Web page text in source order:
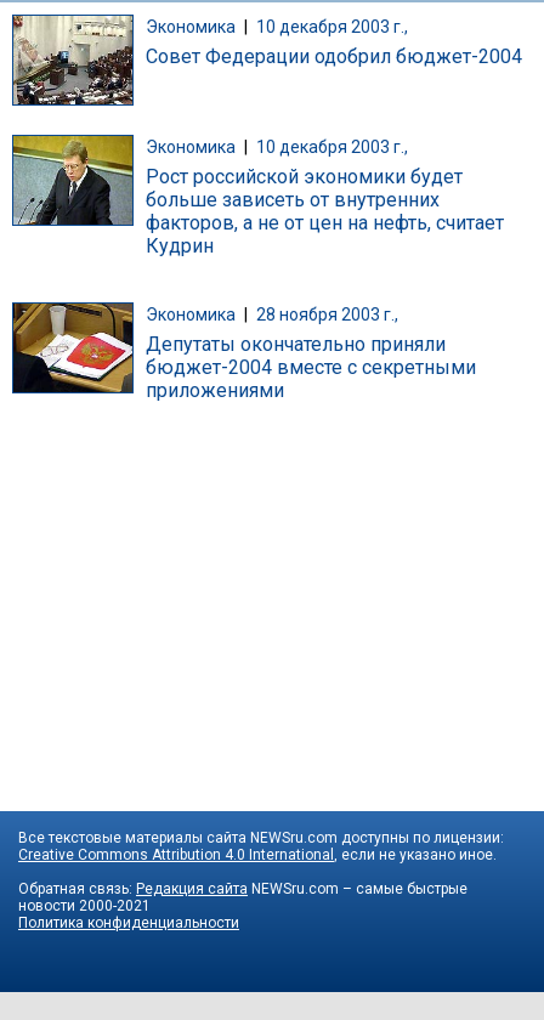
Экономика | 10 декабря 2003 г.,
Совет Федерации одобрил бюджет-2004
Экономика | 10 декабря 2003 г.,
Рост российской экономики будет
больше зависеть от внутренних
факторов, а не от цен на нефть, считает
Кудрин
Экономика 28 ноября 2003 г.,
Депутаты окончательно приняли
бюджет-2004 вместе с секретными
приложениями
Все текстовые материалы сайта NEWSru.com доступны по лицензии:
Creative Commons Attribution 4.0 International , если не указано иное.
Обратная связь: Редакция сайта NEWSru.com – самые быстрые
новости 2000-2021
Политика конфиденциальности